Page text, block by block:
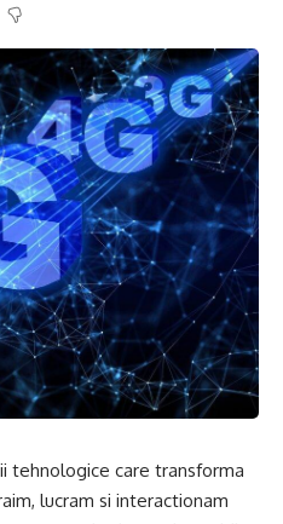
tehnologice care transforma
lucram si interactionam